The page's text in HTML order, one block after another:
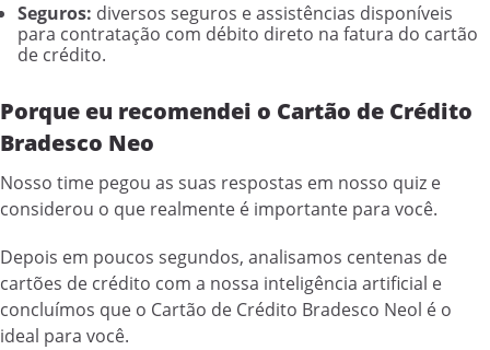
Seguros: diversos seguros e assistências disponíveis
para contratação com débito direto na fatura do cartão
de crédito.
Porque eu recomendei o Cartão de Crédito
Bradesco Neo
Nosso time pegou as suas respostas em nosso quiz e
considerou o que realmente é importante para você.
Depois em poucos segundos, analisamos centenas de
cartões de crédito com a nossa inteligência artificial e
concluímos que o Cartão de Crédito Bradesco Neol é o
ideal para você.